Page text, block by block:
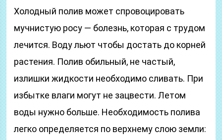
Холодный полив может спровоцировать
мучнистую росу — болезнь, которая с трудом
лечится. Воду льют чтобы достать до корней
растения. Полив обильный, не частый,
излишки жидкости необходимо сливать. При
избытке влаги могут не зацвести. Летом
воды нужно больше. Необходимость полива
легко определяется по верхнему слою земли: